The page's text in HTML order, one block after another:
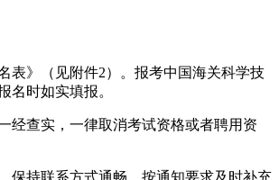
表》（见附件2）。报考中国海关科学技
名时如实填报。
经查实，一律取消考试资格或者聘用资
保持联系方式通畅，按通知要求及时补充